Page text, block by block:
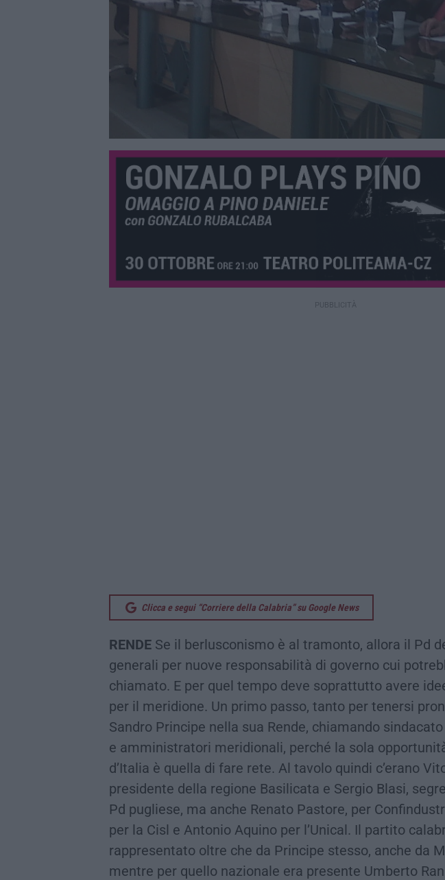
Clicca e segui “Corriere della Calabria” su Google News
RENDE Se il berlusconismo è al tramonto, allora il Pd
generali per nuove responsabilità di governo cui
chiamato. E per quel tempo deve soprattutto avere
per il meridione. Un primo passo, tanto per tenersi
Sandro Principe nella sua Rende, chiamando
e amministratori meridionali, perché la sola
d’Italia è quella di fare rete. Al tavolo quindi c’erano
presidente della regione Basilicata e Sergio Blasi,
Pd pugliese, ma anche Renato Pastore, per
per la Cisl e Antonio Aquino per l’Unical. Il partito
rappresentato oltre che da Principe stesso, anche da
mentre per quello nazionale era presente Umberto